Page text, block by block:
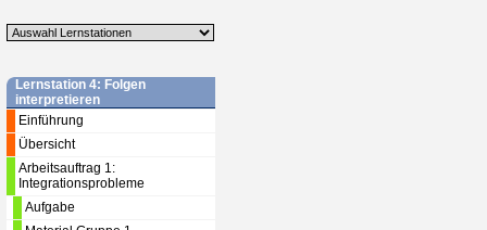
Lernstation 4: Folgen
interpretieren
Einführung
Übersicht
Arbeitsauftrag 1:
Integrationsprobleme
Aufgabe